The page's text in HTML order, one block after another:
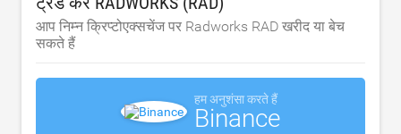
आप निम्न क्रिप्टोएक्सचेंज पर Radworks RAD खरीद या बेच
सकते हैं
हम अनुशंसा करते हैं
Binance